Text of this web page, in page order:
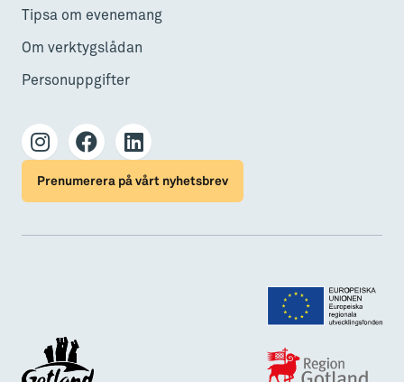
Tipsa om evenemang
Om verktygslådan
Personuppgifter
Prenumerera på vårt nyhetsbrev